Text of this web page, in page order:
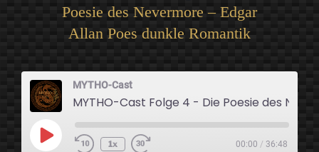
Poesie des Nevermore – Edgar
Allan Poes dunkle Romantik
MYTHO-Cast
Play
Episode
1x 00:00 / 36:48